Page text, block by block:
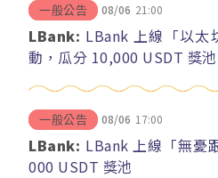
一般公告 08/06 21:00
LBank: LBank 上線「以太
動，瓜分 10,000 USDT 獎池
一般公告 08/06 17:00
LBank: LBank 上線「無憂
000 USDT 獎池